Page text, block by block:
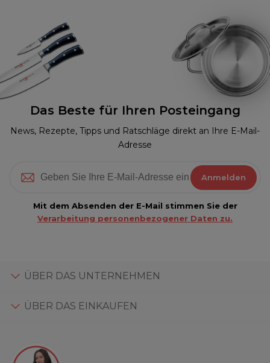
Das Beste für Ihren Posteingang
News, Rezepte, Tipps und Ratschläge direkt an Ihre E-Mail-
Adresse
Anmelden
Mit dem Absenden der E-Mail stimmen Sie der
Verarbeitung personenbezogener Daten zu.
ÜBER DAS UNTERNEHMEN
ÜBER DAS EINKAUFEN